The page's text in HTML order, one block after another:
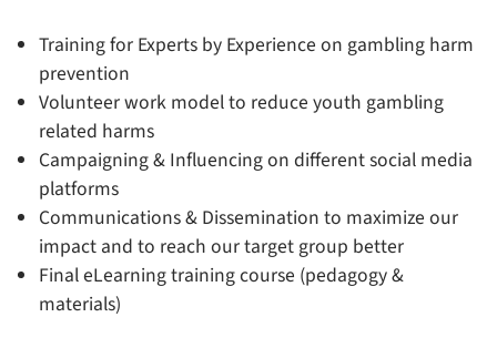
Training for Experts by Experience on gambling harm
prevention
Volunteer work model to reduce youth gambling
related harms
Campaigning & Influencing on different social media
platforms
Communications & Dissemination to maximize our
impact and to reach our target group better
Final eLearning training course (pedagogy &
materials)